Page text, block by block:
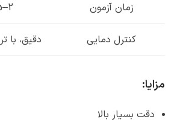
زمان آزمون 2–5 دقیقه
کنترل دمایی دقیق، با
مزایا:
دقت بسیار بالا